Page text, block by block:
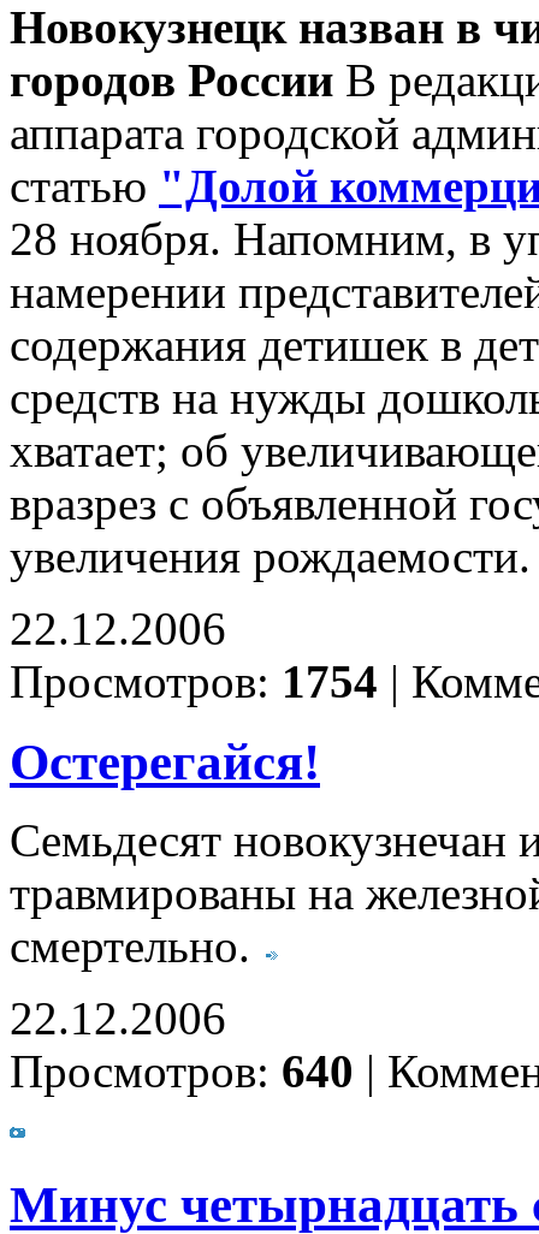
Новокузнецк назван в
городов России В
аппарата городской
статью "Долой
28 ноября. Напомним, в
намерении
содержания детишек в
средств на нужды
хватает; об
вразрез с объявленной
увеличения
22.12.2006
Просмотров: 1754 |
Остерегайся!
Семьдесят новокузнечан
травмированы на
смертельно.
22.12.2006
Просмотров: 640 |
Минус четырнадцать